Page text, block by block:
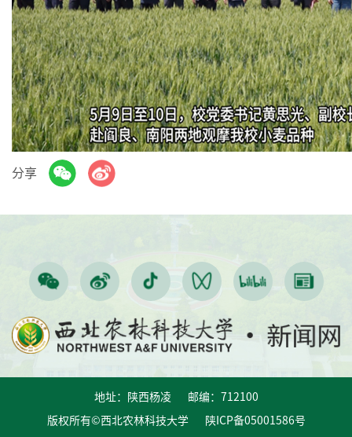
Play
Video
分享
地址：陕西杨凌 邮编：712100
版权所有©西北农林科技大学 陕ICP备05001586号